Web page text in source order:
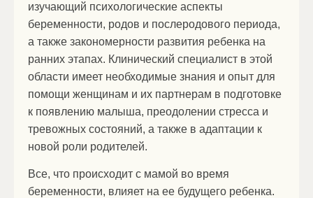
изучающий психологические аспекты
беременности, родов и послеродового периода,
а также закономерности развития ребенка на
ранних этапах. Клинический специалист в этой
области имеет необходимые знания и опыт для
помощи женщинам и их партнерам в подготовке
к появлению малыша, преодолении стресса и
тревожных состояний, а также в адаптации к
новой роли родителей.
Все, что происходит с мамой во время
беременности, влияет на ее будущего ребенка.